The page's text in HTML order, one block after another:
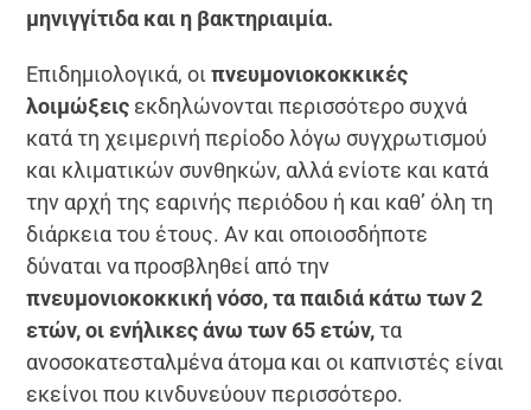
μηνιγγίτιδα και η βακτηριαιμία.
Επιδημιολογικά, οιπνευμονιοκοκκικές
λοιμώξεις εκδηλώνονται περισσότερο συχνά
κατά τη χειμερινή περίοδο λόγω συγχρωτισμού
και κλιματικών συνθηκών, αλλά ενίοτε και κατά
την αρχή της εαρινής περιόδου ή και καθ’ όλη τη
διάρκεια του έτους. Αν και οποιοσδήποτε
δύναται να προσβληθεί από την
πνευμονιοκοκκική νόσο, τα παιδιά κάτω των 2
ετών, οι ενήλικες άνω των 65 ετών,τα
ανοσοκατεσταλμένα άτομα και οι καπνιστές είναι
εκείνοι που κινδυνεύουν περισσότερο.